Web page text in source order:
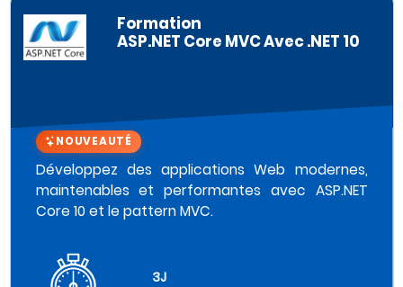
Formation
ASP.NET Core MVC Avec .NET 10
NOUVEAUTÉ
Développez des applications Web modernes,
maintenables et performantes avec ASP.NET
Core 10 et le pattern MVC.
3J